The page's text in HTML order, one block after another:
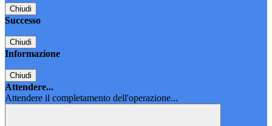
Chiudi
Successo
Chiudi
Informazione
Chiudi
Attendere...
Attendere il completamento dell'operazione...